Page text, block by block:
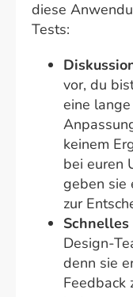
diese
Tests:
vor, du
eine
keinem
bei euren
geben sie
zur
Design-
denn sie
Feedback